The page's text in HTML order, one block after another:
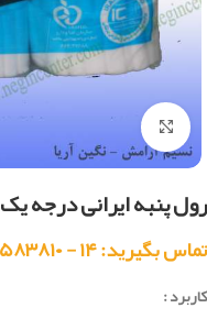
بزرگنمایی تصویر
رول پنبه ایرانی درجه یک
تماس بگیرید: ۱۴ - ۰۲۱۶۶۵۸۳۸۱۰
کاربرد :